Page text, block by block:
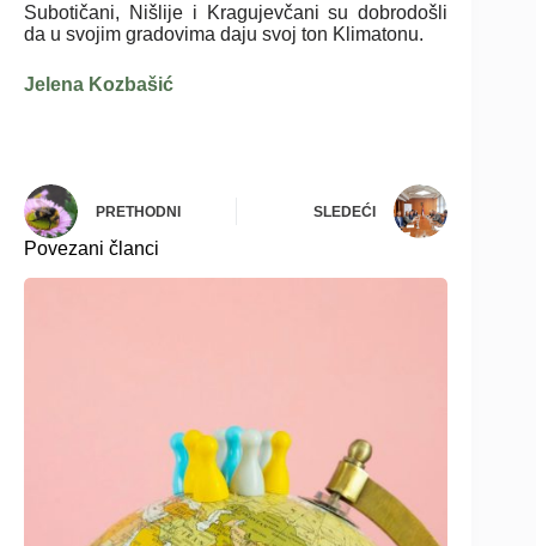
Subotičani, Nišlije i Kragujevčani su dobrodošli
da u svojim gradovima daju svoj ton Klimatonu.
Jelena Kozbašić
PRETHODNI SLEDEĆI
Povezani članci